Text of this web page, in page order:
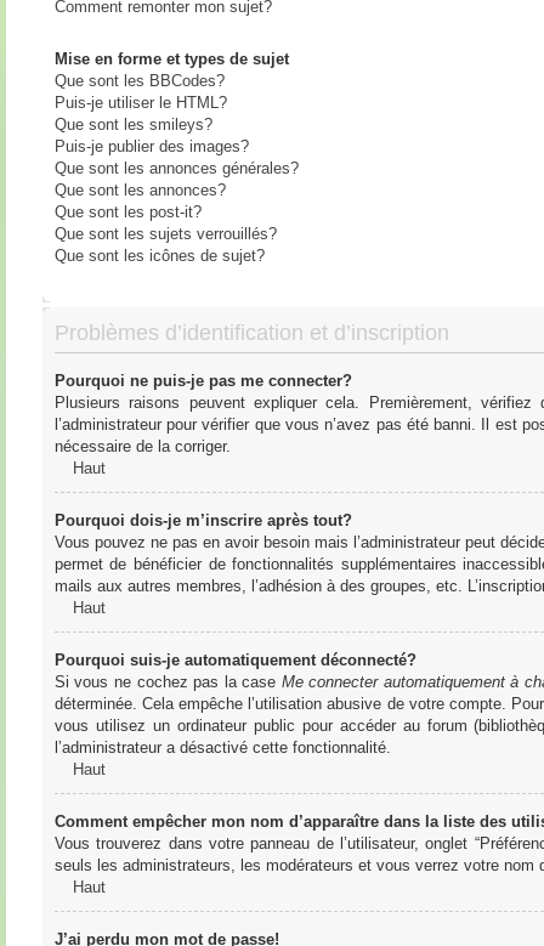
Comment remonter mon sujet?
Mise en forme et types de sujet
Que sont les BBCodes?
Puis-je utiliser le HTML?
Que sont les smileys?
Puis-je publier des images?
Que sont les annonces générales?
Que sont les annonces?
Que sont les post-it?
Que sont les sujets verrouillés?
Que sont les icônes de sujet?
Problèmes d’identification et d’inscription
Pourquoi ne puis-je pas me connecter?
Plusieurs raisons peuvent expliquer cela. Premièrement,
l’administrateur pour vérifier que vous n’avez pas été banni. Il est
nécessaire de la corriger.
Haut
Pourquoi dois-je m’inscrire après tout?
Vous pouvez ne pas en avoir besoin mais l’administrateur peut
permet de bénéficier de fonctionnalités supplémentaires
mails aux autres membres, l’adhésion à des groupes, etc.
Haut
Pourquoi suis-je automatiquement déconnecté?
Si vous ne cochez pas la case Me connecter automatiquement à
déterminée. Cela empêche l’utilisation abusive de votre compte.
vous utilisez un ordinateur public pour accéder au forum
l’administrateur a désactivé cette fonctionnalité.
Haut
Comment empêcher mon nom d’apparaître dans la liste des
Vous trouverez dans votre panneau de l’utilisateur, onglet
seuls les administrateurs, les modérateurs et vous verrez votre
Haut
J’ai perdu mon mot de passe!